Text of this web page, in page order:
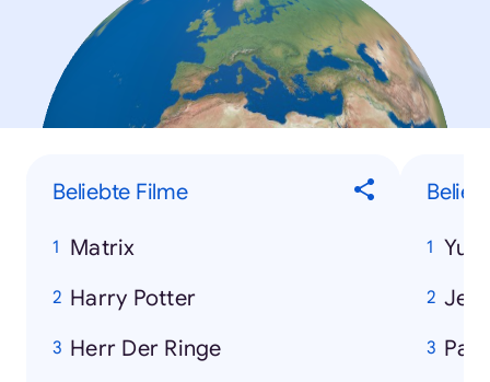
Beliebte Filme
Matrix
Harry Potter
Herr Der Ringe
Yu-